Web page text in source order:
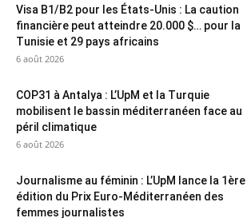
Visa B1/B2 pour les États-Unis : La caution
financière peut atteindre 20.000 $… pour la
Tunisie et 29 pays africains
6 août 2026
COP31 à Antalya : L’UpM et la Turquie
mobilisent le bassin méditerranéen face au
péril climatique
6 août 2026
Journalisme au féminin : L’UpM lance la 1ère
édition du Prix Euro-Méditerranéen des
femmes journalistes